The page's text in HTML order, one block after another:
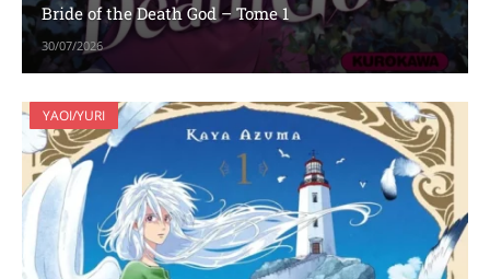
Bride of the Death God – Tome 1
30/07/2026
YAOI/YURI